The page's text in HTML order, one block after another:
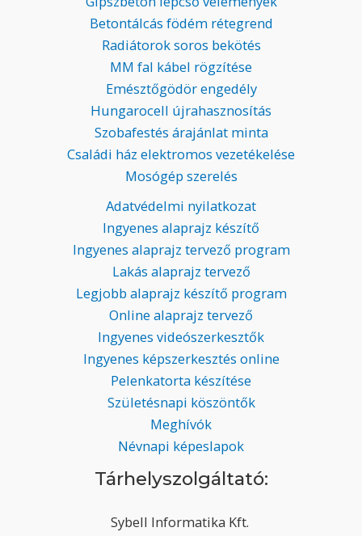
Betontálcás födém rétegrend
Radiátorok soros bekötés
MM fal kábel rögzítése
Emésztőgödör engedély
Hungarocell újrahasznosítás
Szobafestés árajánlat minta
Családi ház elektromos vezetékelése
Mosógép szerelés
Adatvédelmi nyilatkozat
Ingyenes alaprajz készítő
Ingyenes alaprajz tervező program
Lakás alaprajz tervező
Legjobb alaprajz készítő program
Online alaprajz tervező
Ingyenes videószerkesztők
Ingyenes képszerkesztés online
Pelenkatorta készítése
Születésnapi köszöntők
Meghívók
Névnapi képeslapok
Tárhelyszolgáltató:
Sybell Informatika Kft.